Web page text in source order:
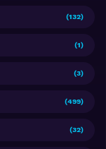
(132)
(1)
(3)
(499)
(32)